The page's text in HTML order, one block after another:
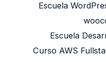
Escuela
Escuela
Curso AWS